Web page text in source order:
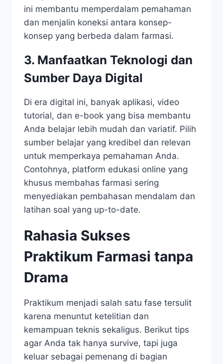
ini membantu memperdalam pemahaman
dan menjalin koneksi antara konsep-
konsep yang berbeda dalam farmasi.
3. Manfaatkan Teknologi dan
Sumber Daya Digital
Di era digital ini, banyak aplikasi, video
tutorial, dan e-book yang bisa membantu
Anda belajar lebih mudah dan variatif. Pilih
sumber belajar yang kredibel dan relevan
untuk memperkaya pemahaman Anda.
Contohnya, platform edukasi online yang
khusus membahas farmasi sering
menyediakan pembahasan mendalam dan
latihan soal yang up-to-date.
Rahasia Sukses
Praktikum Farmasi tanpa
Drama
Praktikum menjadi salah satu fase tersulit
karena menuntut ketelitian dan
kemampuan teknis sekaligus. Berikut tips
agar Anda tak hanya survive, tapi juga
keluar sebagai pemenang di bagian